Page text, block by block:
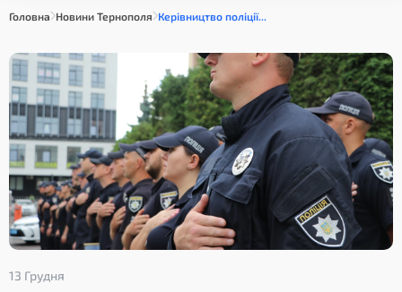
Головна Новини Тернополя Керівництво поліції...
13 Грудня